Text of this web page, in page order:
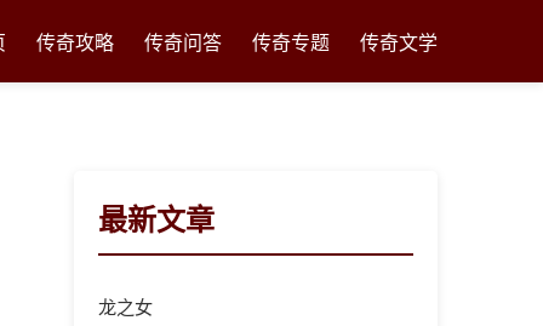
传奇攻略 传奇问答 传奇专题 传奇文学
最新文章
龙之女